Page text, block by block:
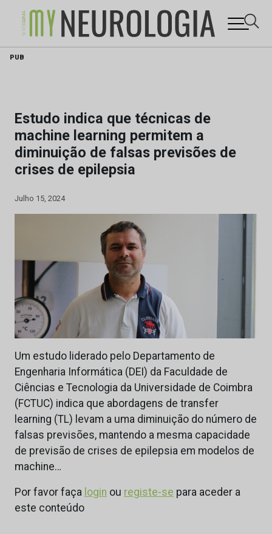
Skip
PUB
Estudo indica que técnicas de
machine learning permitem a
diminuição de falsas previsões de
crises de epilepsia
Julho 15, 2024
Um estudo liderado pelo Departamento de
Engenharia Informática (DEI) da Faculdade de
Ciências e Tecnologia da Universidade de Coimbra
(FCTUC) indica que abordagens de transfer
learning (TL) levam a uma diminuição do número de
falsas previsões, mantendo a mesma capacidade
de previsão de crises de epilepsia em modelos de
machine…
Por favor faça login ou registe-se para aceder a
este conteúdo